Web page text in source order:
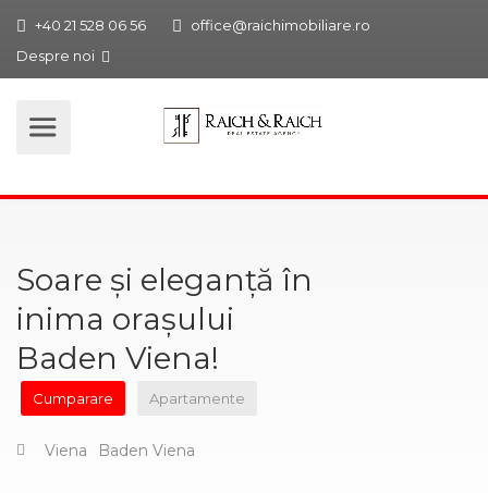
+40 21 528 06 56
office@raichimobiliare.ro
Despre noi
Soare şi eleganţă în
inima orașului
Baden Viena!
Cumparare Apartamente
Viena Baden Viena